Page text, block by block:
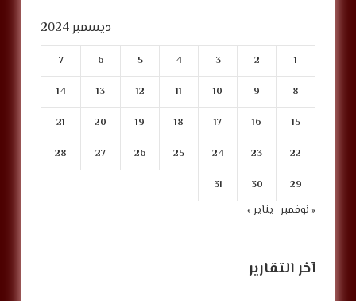
ديسمبر 2024
1
2
3
4
5
6
7
8
9
10
11
12
13
14
15
16
17
18
19
20
21
22
23
24
25
26
27
28
29
30
31
« نوفمبر يناير »
آخر التقارير